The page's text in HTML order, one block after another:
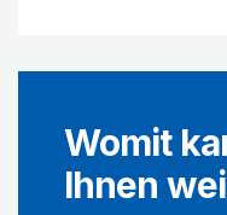
Womit
Ihnen